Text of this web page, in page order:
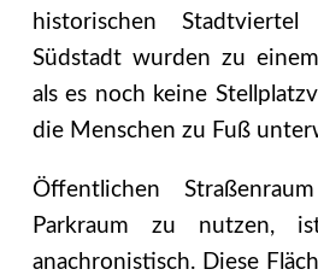
historischen
Südstadt wurden zu
als es noch keine
die Menschen zu Fuß
Öffentlichen
Parkraum zu nutzen,
anachronistisch. Diese